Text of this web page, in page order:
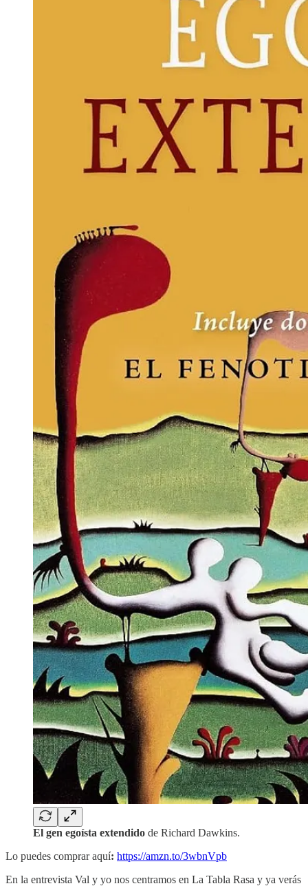
El gen egoísta extendido de Richard Dawkins.
Lo puedes comprar aquí: https://amzn.to/3wbnVpb
En la entrevista Val y yo nos centramos en La Tabla Rasa y ya verás